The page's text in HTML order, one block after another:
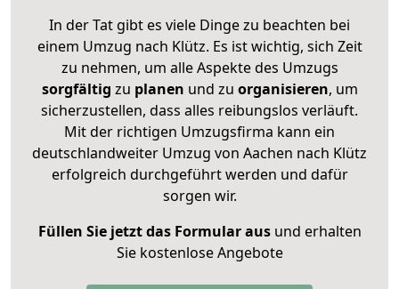
In der Tat gibt es viele Dinge zu beachten bei
einem Umzug nach Klütz. Es ist wichtig, sich Zeit
zu nehmen, um alle Aspekte des Umzugs
sorgfältig zu planen und zu organisieren, um
sicherzustellen, dass alles reibungslos verläuft.
Mit der richtigen Umzugsfirma kann ein
deutschlandweiter Umzug von Aachen nach Klütz
erfolgreich durchgeführt werden und dafür
sorgen wir.
Füllen Sie jetzt das Formular ausund erhalten
Sie kostenlose Angebote